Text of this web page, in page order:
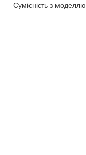
Сумісність з моделлю